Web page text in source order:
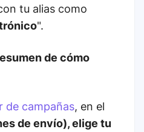
tu alias como
".
de cómo
de campañas, en el
de envío), elige tu